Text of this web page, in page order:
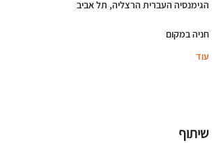
הגימנסיה העברית הרצליה, תל אביב
חניה במקום
עוד
שיתוף